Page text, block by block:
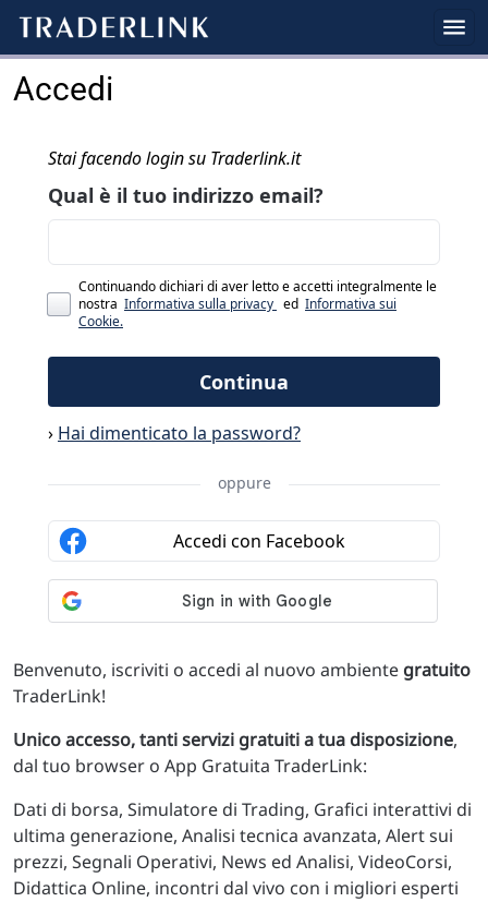
Accedi
Benvenuto, iscriviti o accedi al nuovo ambiente gratuito
TraderLink!
Unico accesso, tanti servizi gratuiti a tua disposizione,
dal tuo browser o App Gratuita TraderLink:
Dati di borsa, Simulatore di Trading, Grafici interattivi di
ultima generazione, Analisi tecnica avanzata, Alert sui
prezzi, Segnali Operativi, News ed Analisi, VideoCorsi,
Didattica Online, incontri dal vivo con i migliori esperti